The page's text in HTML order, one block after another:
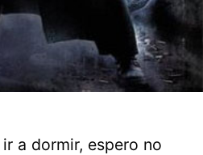
a dormir, espero no